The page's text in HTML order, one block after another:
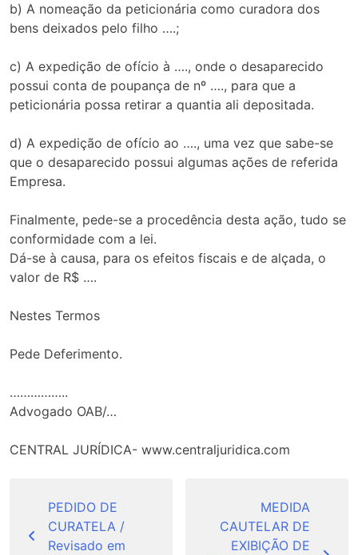
b) A nomeação da peticionária como curadora dos
bens deixados pelo filho ….;
c) A expedição de ofício à …., onde o desaparecido
possui conta de poupança de nº …., para que a
peticionária possa retirar a quantia ali depositada.
d) A expedição de ofício ao …., uma vez que sabe-se
que o desaparecido possui algumas ações de referida
Empresa.
Finalmente, pede-se a procedência desta ação, tudo se
conformidade com a lei.
Dá-se à causa, para os efeitos fiscais e de alçada, o
valor de R$ ….
Nestes Termos
Pede Deferimento.
……………..
Advogado OAB/…
CENTRAL JURÍDICA- www.centraljuridica.com
Post
PEDIDO DE
CURATELA /
Revisado em
MEDIDA
CAUTELAR DE
EXIBIÇÃO DE